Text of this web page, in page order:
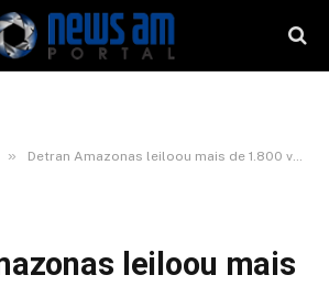
» Detran Amazonas leiloou mais de 1.800 veículos em 2022
leiloou mais